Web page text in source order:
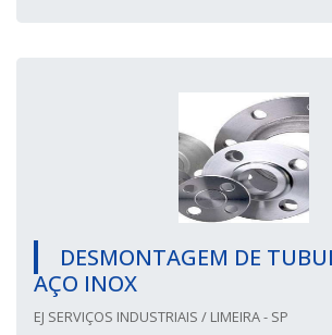
DESMONTAGEM DE
AÇO INOX
EJ SERVIÇOS INDUSTRIAIS / LIMEIRA - SP